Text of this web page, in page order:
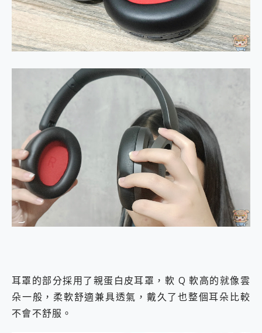
耳罩的部分採用了親蛋白皮耳罩，軟 Q 軟高的就像雲
朵一般，柔軟舒適兼具透氣，戴久了也整個耳朵比較
不會不舒服。